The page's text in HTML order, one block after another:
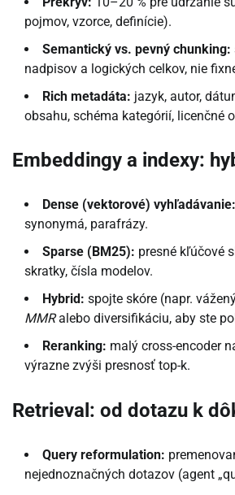
pojmov, vzorce, definície).
Semantický vs. pevný chunking:
nadpisov a logických celkov, nie
Rich metadáta: jazyk, autor,
obsahu, schéma kategórií, licenčné
Embeddingy a indexy:
Dense (vektorové) vyhľadávanie:
synonymá, parafrázy.
Sparse (BM25): presné kľúčové
skratky, čísla modelov.
Hybrid: spojte skóre (napr.
MMRalebo diversifikáciu, aby ste
Reranking: malý cross-encoder
výrazne zvýši presnosť top-k.
Retrieval: od dotazu k
Query reformulation:
nejednoznačných dotazov (agent